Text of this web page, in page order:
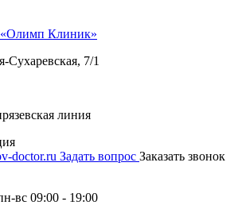
Клиник»
Сухаревская, 7/1
линия
doctor.ru Задать вопрос Заказать звонок
вс 09:00 - 19:00